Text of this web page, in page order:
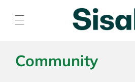
Community